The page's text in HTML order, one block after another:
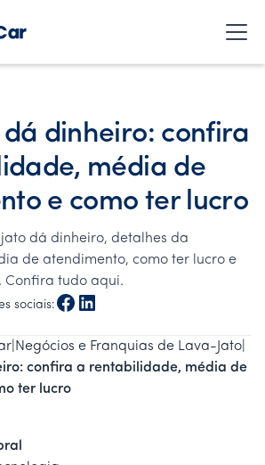
dinheiro: confira
média de
e como ter lucro
dá dinheiro, detalhes da
de atendimento, como ter lucro e
Confira tudo aqui.
sociais:
Negócios e Franquias de Lava-Jato
confira a rentabilidade, média de
ter lucro